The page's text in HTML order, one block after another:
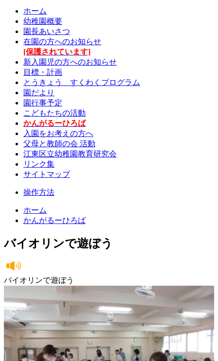
ホーム
幼稚園概要
園長あいさつ
在園の方へのお知らせ
[保護されています]
新入園児の方へのお知らせ
目標・計画
とうきょう すくわくプログラム
園だより
園行事予定
こどもたちの活動
かんがるーひろば
入園をお考えの方へ
父母と教師の会 活動
江東区立幼稚園教育研究会
リンク集
サイトマップ
操作方法
ホーム
かんがるーひろば
バイオリンで遊ぼう
バイオリンで遊ぼう